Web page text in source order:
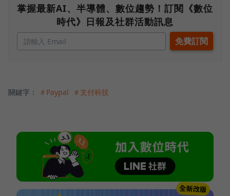
掌握最新AI、半導體、數位趨勢！訂閱《數位
時代》日報及社群活動訊息
關鍵字： ＃Paypal ＃支付科技